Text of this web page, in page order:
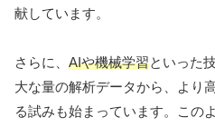
献しています。
さらに、 AIや機械学習といった
大な量の解析データから、より
る試みも始まっています。この